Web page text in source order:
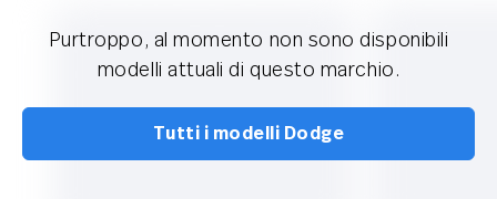
Purtroppo, al momento non sono disponibili
modelli attuali di questo marchio.
Tutti i modelli Dodge